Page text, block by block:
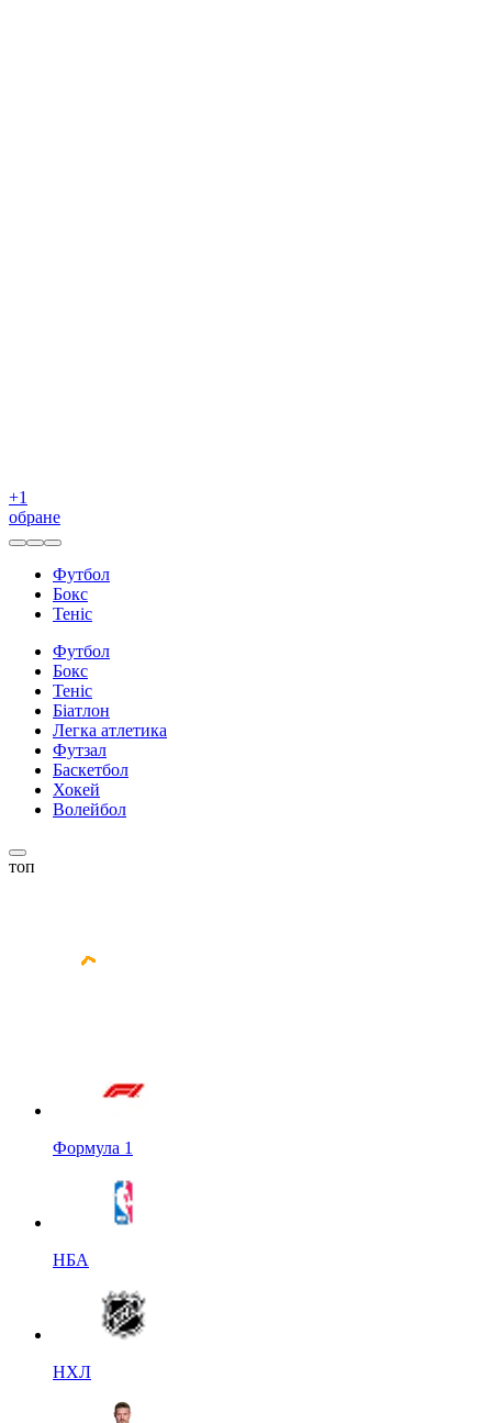
+1
обране
Футбол
Бокс
Теніс
Футбол
Бокс
Теніс
Біатлон
Легка атлетика
Футзал
Баскетбол
Хокей
Волейбол
топ
Формула 1
НБА
НХЛ